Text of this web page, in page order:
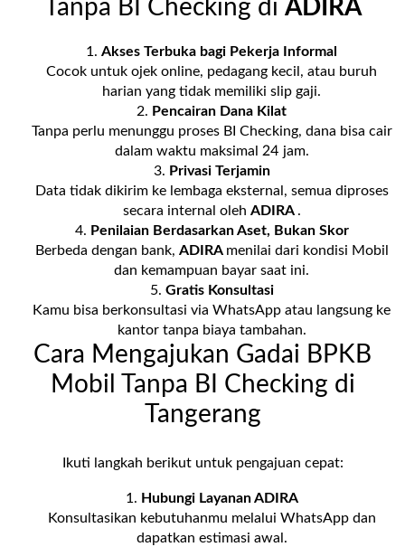
Tanpa BI Checking di ADIRA
Akses Terbuka bagi Pekerja Informal
Cocok untuk ojek online, pedagang kecil, atau buruh
harian yang tidak memiliki slip gaji.
Pencairan Dana Kilat
Tanpa perlu menunggu proses BI Checking, dana bisa cair
dalam waktu maksimal 24 jam.
Privasi Terjamin
Data tidak dikirim ke lembaga eksternal, semua diproses
secara internal oleh ADIRA .
Penilaian Berdasarkan Aset, Bukan Skor
Berbeda dengan bank, ADIRA menilai dari kondisi Mobil
dan kemampuan bayar saat ini.
Gratis Konsultasi
Kamu bisa berkonsultasi via WhatsApp atau langsung ke
kantor tanpa biaya tambahan.
Cara Mengajukan Gadai BPKB
Mobil Tanpa BI Checking di
Tangerang
Ikuti langkah berikut untuk pengajuan cepat:
Hubungi LayananADIRA
Konsultasikan kebutuhanmu melalui WhatsApp dan
dapatkan estimasi awal.